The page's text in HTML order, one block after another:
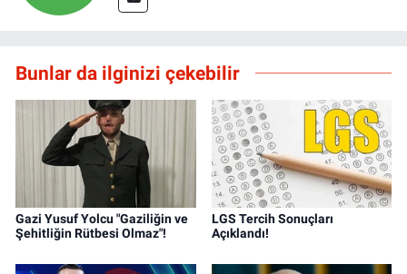
Bunlar da ilginizi çekebilir
Gazi Yusuf Yolcu "Gaziliğin ve
Şehitliğin Rütbesi Olmaz"!
LGS Tercih Sonuçları
Açıklandı!